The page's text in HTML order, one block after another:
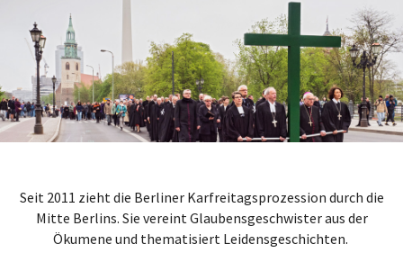
Seit 2011 zieht die Berliner Karfreitagsprozession durch die
Mitte Berlins. Sie vereint Glaubensgeschwister aus der
Ökumene und thematisiert Leidensgeschichten.